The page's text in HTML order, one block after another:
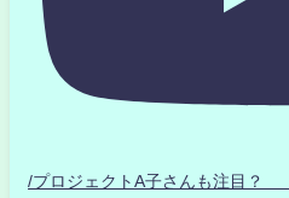
/プロジェクトA子さんも注目